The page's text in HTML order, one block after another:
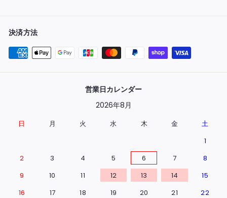
決済方法
営業日カレンダー
2026年8月
日 月 火 水 木 金
土
1
2
3 4 5 6 7
8
9
10 11 12 13 14
15
16
17 18 19 20 21
22